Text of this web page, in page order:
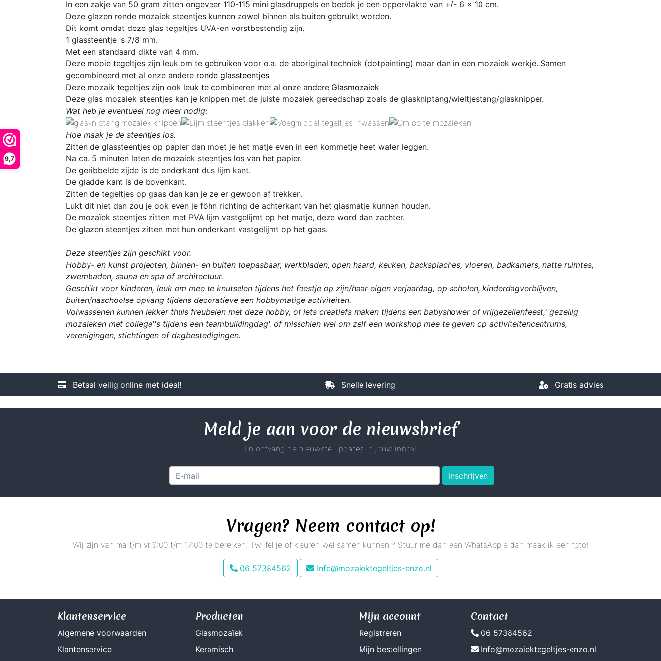
9,7
In een zakje van 50 gram zitten ongeveer 110-115 mini glasdruppels en bedek je een oppervlakte van +/- 6 x 10 cm.
Deze glazen ronde mozaiek steentjes kunnen zowel binnen als buiten gebruikt worden.
Dit komt omdat deze glas tegeltjes UVA-en vorstbestendig zijn.
1 glassteentje is 7/8 mm.
Met een standaard dikte van 4 mm.
Deze mooie tegeltjes zijn leuk om te gebruiken voor o.a. de aboriginal techniek (dotpainting) maar dan in een mozaiek werkje. Samen
gecombineerd met al onze andere ronde glassteentjes
Deze mozaik tegeltjes zijn ook leuk te combineren met al onze andere Glasmozaiek
Deze glas mozaiek steentjes kan je knippen met de juiste mozaiek gereedschap zoals de glaskniptang/wieltjestang/glasknipper.
Wat heb je eventueel nog meer nodig:
Hoe maak je de steentjes los.
Zitten de glassteentjes op papier dan moet je het matje even in een kommetje heet water leggen.
Na ca. 5 minuten laten de mozaiek steentjes los van het papier.
De geribbelde zijde is de onderkant dus lijm kant.
De gladde kant is de bovenkant.
Zitten de tegeltjes op gaas dan kan je ze er gewoon af trekken.
Lukt dit niet dan zou je ook even je föhn richting de achterkant van het glasmatje kunnen houden.
De mozaïek steentjes zitten met PVA lijm vastgelijmt op het matje, deze word dan zachter.
De glazen steentjes zitten met hun onderkant vastgelijmt op het gaas.
Deze steentjes zijn geschikt voor.
Hobby- en kunst projecten, binnen- en buiten toepasbaar, werkbladen, open haard, keuken, backsplaches, vloeren, badkamers, natte ruimtes,
zwembaden, sauna en spa of architectuur.
Geschikt voor kinderen, leuk om mee te knutselen tijdens het feestje op zijn/haar eigen verjaardag, op scholen, kinderdagverblijven,
buiten/naschoolse opvang tijdens decoratieve een hobbymatige activiteiten.
Volwassenen kunnen lekker thuis freubelen met deze hobby, of iets creatiefs maken tijdens een babyshower of vrijgezellenfeest,' gezellig
mozaieken met collega''s tijdens een teambuildingdag', of misschien wel om zelf een workshop mee te geven op activiteitencentrums,
verenigingen, stichtingen of dagbestedigingen.
Betaal veilig online met ideal! Snelle levering Gratis advies
Meld je aan voor de nieuwsbrief
En ontvang de nieuwste updates in jouw inbox!
Inschrijven
Vragen? Neem contact op!
Wij zijn van ma t/m vr 9:00 t/m 17:00 te bereiken. Twijfel je of kleuren wel samen kunnen ? Stuur me dan een WhatsAppje dan maak ik een foto!
06 57384562 Info@mozaiektegeltjes-enzo.nl
Klantenservice
Algemene voorwaarden
Klantenservice
Producten
Glasmozaïek
Keramisch
Mijn account
Registreren
Mijn bestellingen
Contact
06 57384562
Info@mozaiektegeltjes-enzo.nl